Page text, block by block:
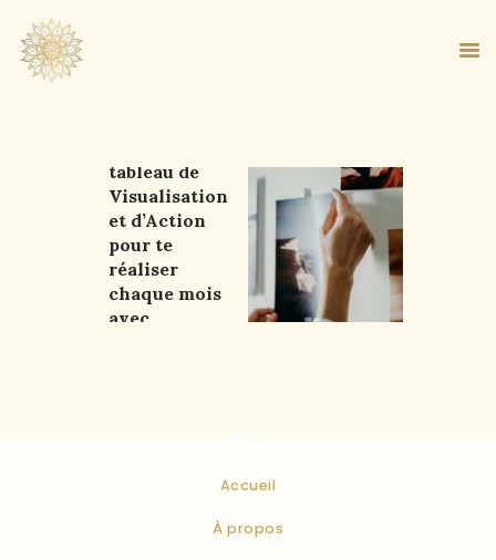
ACCUEIL
À PROPOS
MA MÉTHODE
BOUTIQUE
tableau de
Visualisation
et d’Action
pour te
réaliser
chaque mois
avec
Accueil
À propos